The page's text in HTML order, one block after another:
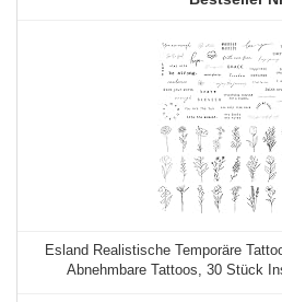
Esland Realistische Temporäre
Abnehmbare Tattoos, 30 Stück